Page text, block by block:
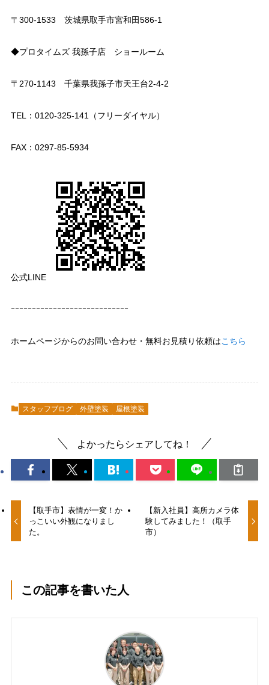
〒300-1533 茨城県取手市宮和田586-1
◆プロタイムズ 我孫子店 ショールーム
〒270-1143 千葉県我孫子市天王台2-4-2
TEL：0120-325-141（フリーダイヤル）
FAX：0297-85-5934
公式LINE
ｰｰｰｰｰｰｰｰｰｰｰｰｰｰｰｰｰｰｰｰｰｰｰｰｰｰｰｰ
ホームページからのお問い合わせ・無料お見積り依頼はこちら
スタッフブログ 外壁塗装 屋根塗装
よかったらシェアしてね！
【取手市】表情が一変！か
っこいい外観になりまし
た。
【新入社員】高所カメラ体
験してみました！（取手
市）
この記事を書いた人